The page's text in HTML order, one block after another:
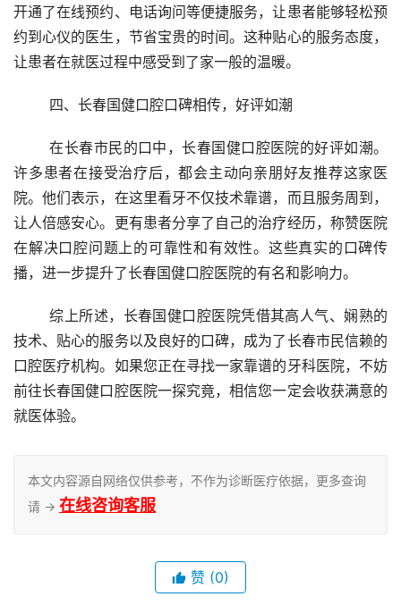
开通了在线预约、电话询问等便捷服务，让患者能够轻松预
约到心仪的医生，节省宝贵的时间。这种贴心的服务态度，
让患者在就医过程中感受到了家一般的温暖。
	四、长春国健口腔口碑相传，好评如潮
	在长春市民的口中，长春国健口腔医院的好评如潮。
许多患者在接受治疗后，都会主动向亲朋好友推荐这家医
院。他们表示，在这里看牙不仅技术靠谱，而且服务周到，
让人倍感安心。更有患者分享了自己的治疗经历，称赞医院
在解决口腔问题上的可靠性和有效性。这些真实的口碑传
播，进一步提升了长春国健口腔医院的有名和影响力。
	综上所述，长春国健口腔医院凭借其高人气、娴熟的
技术、贴心的服务以及良好的口碑，成为了长春市民信赖的
口腔医疗机构。如果您正在寻找一家靠谱的牙科医院，不妨
前往长春国健口腔医院一探究竟，相信您一定会收获满意的
就医体验。
本文内容源自网络仅供参考，不作为诊断医疗依据，更多查询
请 → 在线咨询客服
赞 (0)